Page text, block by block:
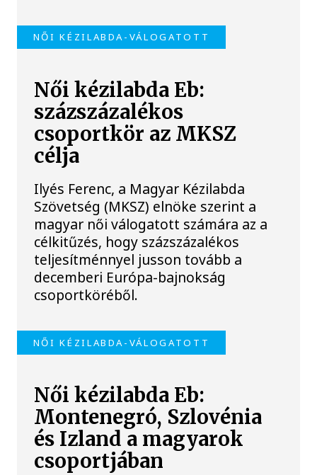
NŐI KÉZILABDA-VÁLOGATOTT
Női kézilabda Eb:
százszázalékos
csoportkör az MKSZ
célja
Ilyés Ferenc, a Magyar Kézilabda
Szövetség (MKSZ) elnöke szerint a
magyar női válogatott számára az a
célkitűzés, hogy százszázalékos
teljesítménnyel jusson tovább a
decemberi Európa-bajnokság
csoportköréből.
NŐI KÉZILABDA-VÁLOGATOTT
Női kézilabda Eb:
Montenegró, Szlovénia
és Izland a magyarok
csoportjában